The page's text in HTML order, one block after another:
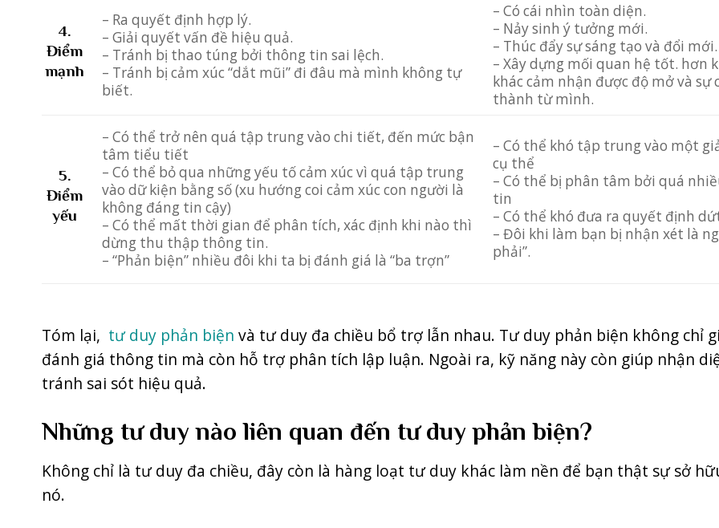
4.
Điểm
mạnh
– Ra quyết định hợp lý.
– Giải quyết vấn đề hiệu quả.
– Tránh bị thao túng bởi thông tin sai lệch.
– Tránh bị cảm xúc “dắt mũi” đi đâu mà mình không tự
biết.
– Có cái nhìn toàn diện.
– Nảy sinh ý tưởng mới.
– Thúc đẩy sự sáng tạo và đổi mới.
– Xây dựng mối quan hệ tốt. hơn
khác cảm nhận được độ mở và sự
thành từ mình.
5.
Điểm
yếu
– Có thể trở nên quá tập trung vào chi tiết, đến mức bận
tâm tiểu tiết
– Có thể bỏ qua những yếu tố cảm xúc vì quá tập trung
vào dữ kiện bằng số (xu hướng coi cảm xúc con người là
không đáng tin cậy)
– Có thể mất thời gian để phân tích, xác định khi nào thì
dừng thu thập thông tin.
– “Phản biện” nhiều đôi khi ta bị đánh giá là “ba trợn”
– Có thể khó tập trung vào một
cụ thể
– Có thể bị phân tâm bởi quá
tin
– Có thể khó đưa ra quyết định
– Đôi khi làm bạn bị nhận xét là
phải”.
Tóm lại, tư duy phản biện và tư duy đa chiều bổ trợ lẫn nhau. Tư duy phản biện không chỉ
đánh giá thông tin mà còn hỗ trợ phân tích lập luận. Ngoài ra, kỹ năng này còn giúp nhận
tránh sai sót hiệu quả.
Những tư duy nào liên quan đến tư duy phản biện?
Không chỉ là tư duy đa chiều, đây còn là hàng loạt tư duy khác làm nền để bạn thật sự sở
nó.